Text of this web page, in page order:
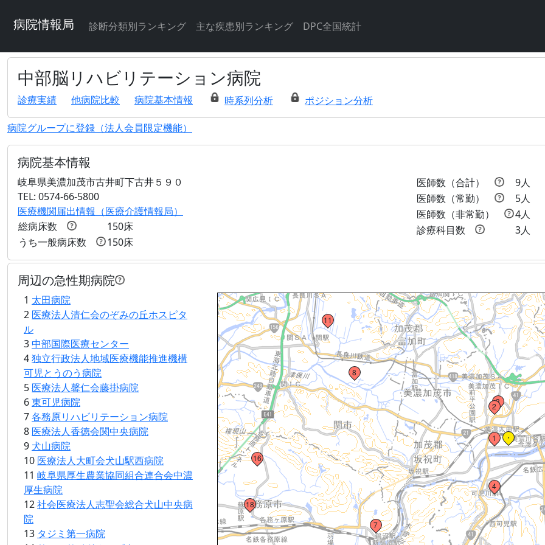
病院情報局 診断分類別ランキング 主な疾患別ランキング DPC全国統計
中部脳リハビリテーション病院
診療実績 他病院比較 病院基本情報 時系列分析 ポジション分析
病院グループに登録（法人会員限定機能）
病院基本情報
岐阜県美濃加茂市古井町下古井５９０
TEL: 0574-66-5800
医療機関届出情報（医療介護情報局）
総病床数
150床
うち一般病床数
150床
医師数（合計）
9人
医師数（常勤）
5人
医師数（非常勤）
4人
診療科目数
3人
周辺の急性期病院
1 太田病院
2 医療法人清仁会のぞみの丘ホスピタ
ル
3中部国際医療センター
4独立行政法人地域医療機能推進機構
可児とうのう病院
5 医療法人馨仁会藤掛病院
6東可児病院
7各務原リハビリテーション病院
8 医療法人香徳会関中央病院
9 犬山病院
10 医療法人大町会犬山駅西病院
11 岐阜県厚生農業協同組合連合会中濃
厚生病院
12社会医療法人志聖会総合犬山中央病
院
13 タジミ第一病院
Loading...
・
1
23
4
7
8
11
16
18